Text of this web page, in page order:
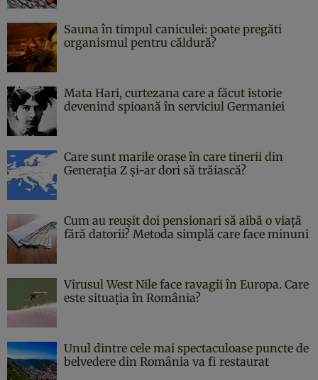
Sauna în timpul caniculei: poate pregăti
organismul pentru căldură?
Mata Hari, curtezana care a făcut istorie
devenind spioană în serviciul Germaniei
Care sunt marile orașe în care tinerii din
Generația Z și-ar dori să trăiască?
Cum au reușit doi pensionari să aibă o viață
fără datorii? Metoda simplă care face minuni
Virusul West Nile face ravagii în Europa. Care
este situația în România?
Unul dintre cele mai spectaculoase puncte de
belvedere din România va fi restaurat